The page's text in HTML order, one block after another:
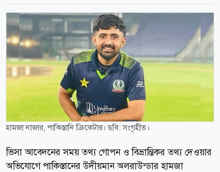
হামজা নাজার, পাকিস্তানি ক্রিকেটার। ছবি: সংগৃহীত।
ভিসা আবেদনের সময় তথ্য গোপন ও বিভ্রান্তিকর তথ্য দেওয়ার
অভিযোগে পাকিস্তানের উদীয়মান অলরাউন্ডার হামজা